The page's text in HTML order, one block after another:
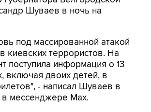
Шуваев в ночь на
под массированной атакой
киевских террористов. На
поступила информация о 13
включая двоих детей, в
- написал Шуваев в
мессенджере Max.